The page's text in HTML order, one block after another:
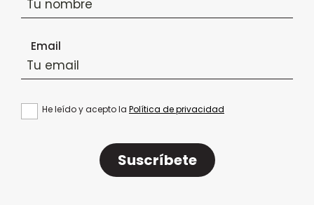
Email
He leído y acepto la Política de privacidad
Suscríbete